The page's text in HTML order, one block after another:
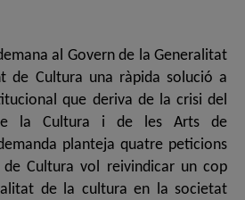
al Govern de la Generalitat
de Cultura una ràpida solució a
que deriva de la crisi del
la Cultura i de les Arts de
planteja quatre peticions
de Cultura vol reivindicar un cop
de la cultura en la societat